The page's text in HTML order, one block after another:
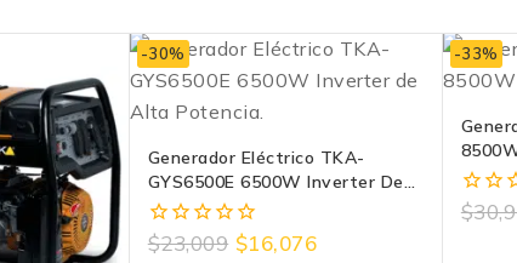
-30%
Generador Eléctrico TKA-
GYS6500E 6500W Inverter De
Alta Potencia
0
$23,009 $16,076
-33%
0
$